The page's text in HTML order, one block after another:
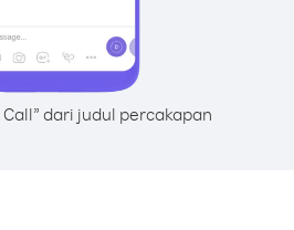
dari judul percakapan